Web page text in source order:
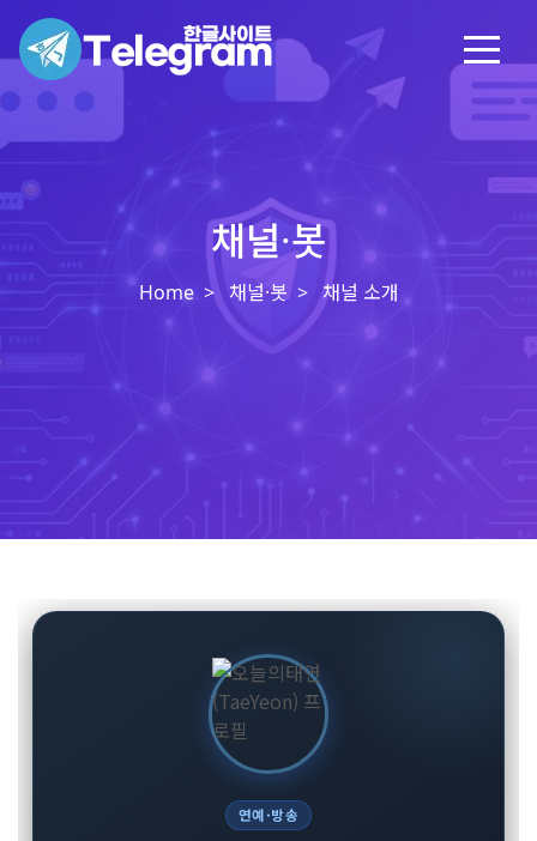
채널·봇
Home 채널·봇 채널 소개
연예·방송